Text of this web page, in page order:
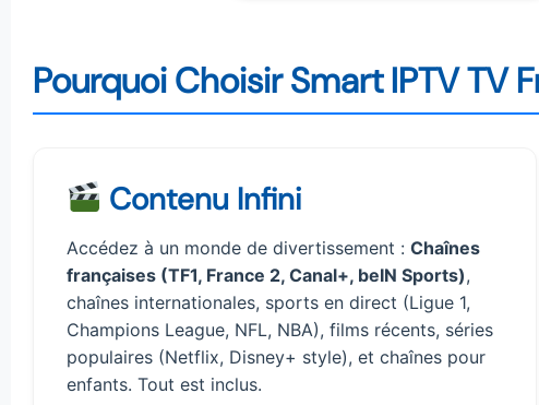
Pourquoi Choisir Smart IPTV TV
Contenu Infini
Accédez à un monde de divertissement : Chaînes
françaises (TF1, France 2, Canal+, beIN Sports),
chaînes internationales, sports en direct (Ligue 1,
Champions League, NFL, NBA), films récents, séries
populaires (Netflix, Disney+ style), et chaînes pour
enfants. Tout est inclus.